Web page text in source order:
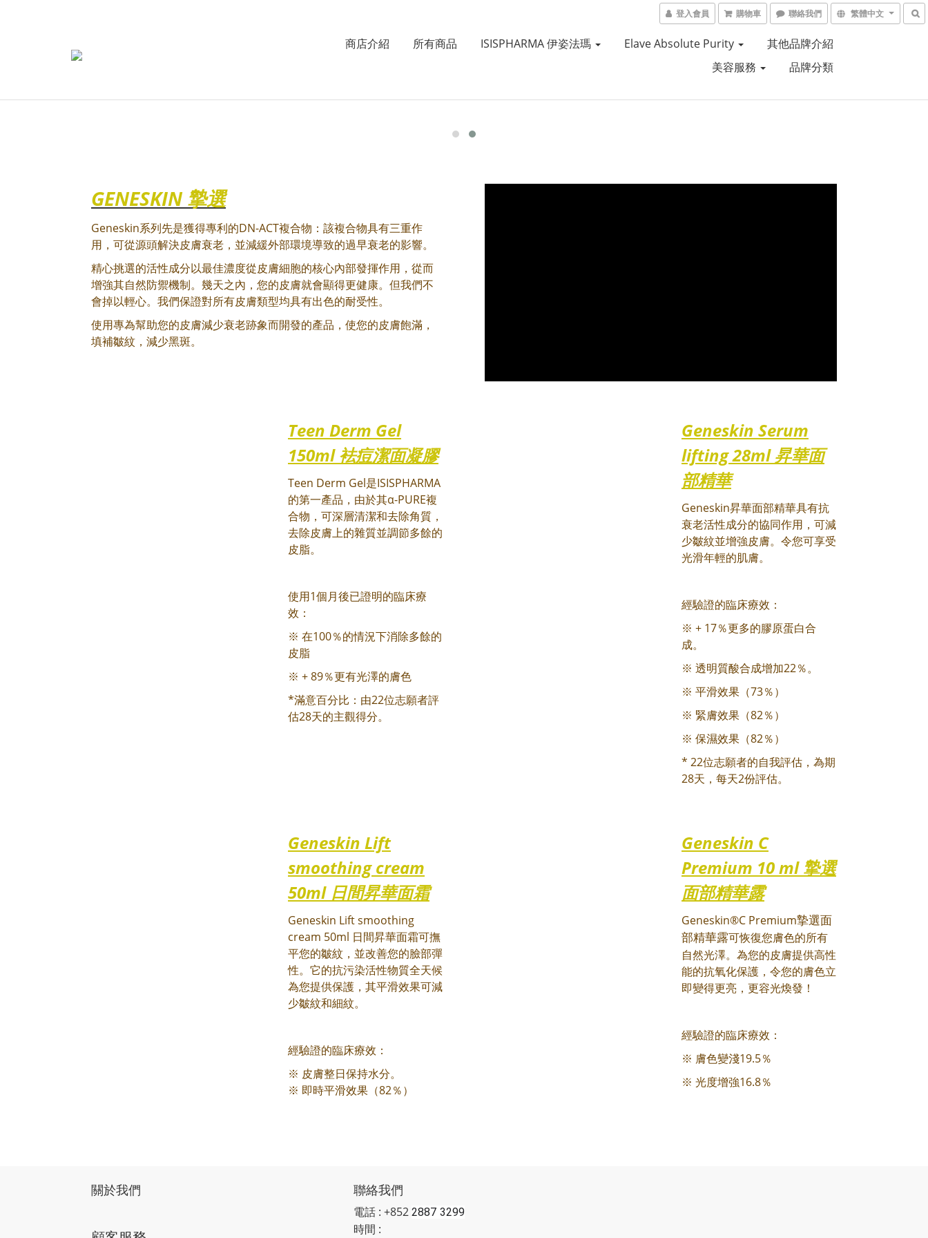
登入會員 購物車 聯絡我們 繁體中文
商店介紹 所有商品 ISISPHARMA 伊姿法瑪 Elave Absolute Purity
其他品牌介紹
美容服務
品牌分類
GENESKIN 摯選
Geneskin系列先是獲得專利的DN-ACT複合物：該複合物具有三重作
用，可從源頭解決皮膚衰老，並減緩外部環境導致的過早衰老的影響。
精心挑選的活性成分以最佳濃度從皮膚細胞的核心內部發揮作用，從而
增強其自然防禦機制。幾天之內，您的皮膚就會顯得更健康。但我們不
會掉以輕心。我們保證對所有皮膚類型均具有出色的耐受性。
使用專為幫助您的皮膚減少衰老跡象而開發的產品，使您的皮膚飽滿，
填補皺紋，減少黑斑。
Teen Derm Gel
150ml 袪痘潔面凝膠
Teen Derm Gel是ISISPHARMA
的第一產品，由於其α-PURE複
合物，可深層清潔和去除角質，
去除皮膚上的雜質並調節多餘的
皮脂。
使用1個月後已證明的臨床療
效：
※ 在100％的情況下消除多餘的
皮脂
※ + 89％更有光澤的膚色
*滿意百分比：由22位志願者評
估28天的主觀得分。
Geneskin Serum
lifting 28ml 昇華面
部精華
Geneskin昇華面部精華具有抗
衰老活性成分的協同作用，可減
少皺紋並增強皮膚。令您可享受
光滑年輕的肌膚。
經驗證的臨床療效：
※ + 17％更多的膠原蛋白合
成。
※ 透明質酸合成增加22％。
※ 平滑效果（73％）
※ 緊膚效果（82％）
※ 保濕效果（82％）
* 22位志願者的自我評估，為期
28天，每天2份評估。
Geneskin Lift
smoothing cream
50ml 日間昇華面霜
Geneskin Lift smoothing
cream 50ml 日間昇華面霜可撫
平您的皺紋，並改善您的臉部彈
性。它的抗污染活性物質全天候
為您提供保護，其平滑效果可減
少皺紋和細紋。
經驗證的臨床療效：
※ 皮膚整日保持水分。
※ 即時平滑效果（82％）
Geneskin C
Premium 10 ml 摯選
面部精華露
Geneskin®C Premium摯選面
部精華露可恢復您膚色的所有
自然光澤。為您的皮膚提供高性
能的抗氧化保護，令您的膚色立
即變得更亮，更容光煥發！
經驗證的臨床療效：
※ 膚色變淺19.5％
※ 光度增強16.8％
關於我們 聯絡我們
電話 : +852 2887 3299
時間 :